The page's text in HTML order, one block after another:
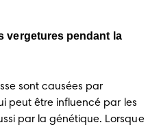
vergetures pendant la
sont causées par
peut être influencé par les
par la génétique. Lorsque